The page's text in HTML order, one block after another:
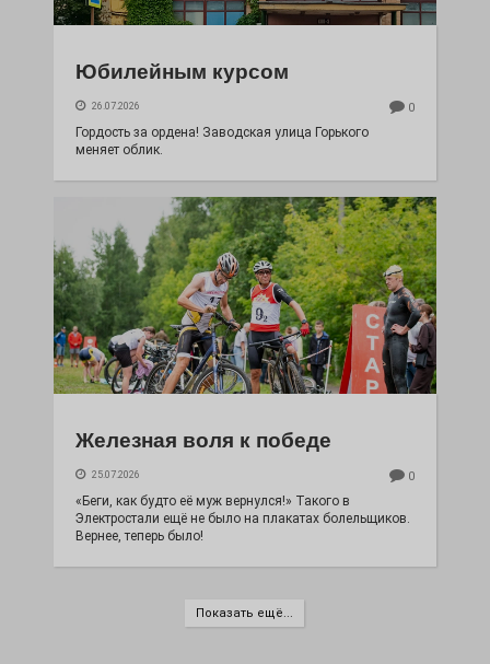
Юбилейным курсом
26.07.2026 0
Гордость за ордена! Заводская улица Горького
меняет облик.
Железная воля к победе
25.07.2026 0
«Беги, как будто её муж вернулся!» Такого в
Электростали ещё не было на плакатах болельщиков.
Вернее, теперь было!
Показать ещё...